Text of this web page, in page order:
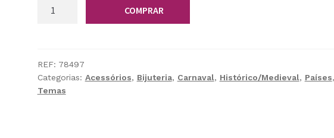
COMPRAR
REF: 78497
Categorias: Acessórios, Bijuteria, Carnaval, Histórico/Medieval, Países,
Temas